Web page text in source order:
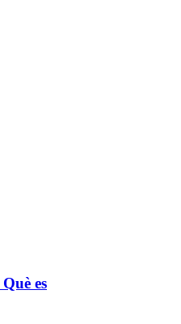
es